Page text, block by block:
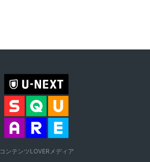
コンテンツLOVERメディア